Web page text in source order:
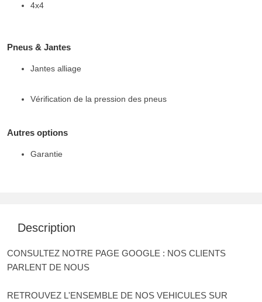
4x4
Pneus & Jantes
Jantes alliage
Vérification de la pression des pneus
Autres options
Garantie
Description
CONSULTEZ NOTRE PAGE GOOGLE : NOS CLIENTS
PARLENT DE NOUS
RETROUVEZ L'ENSEMBLE DE NOS VEHICULES SUR